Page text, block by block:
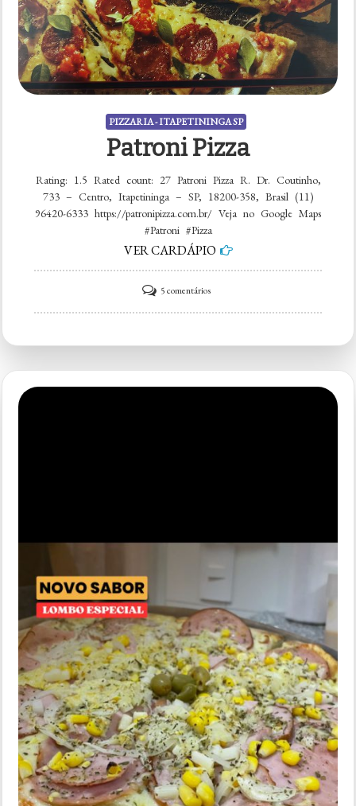
PIZZARIA - ITAPETININGA SP
Patroni Pizza
Rating: 1.5 Rated count: 27 Patroni Pizza R. Dr. Coutinho,
733 – Centro, Itapetininga – SP, 18200-358, Brasil (11)
96420-6333 https://patronipizza.com.br/ Veja no Google Maps
#Patroni #Pizza
VER CARDÁPIO
5 comentáriosem
Patroni